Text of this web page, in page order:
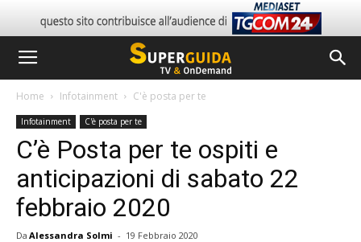
Home Infotainment C'è posta per te
Infotainment C'è posta per te
C’è Posta per te ospiti e
anticipazioni di sabato 22
febbraio 2020
Da Alessandra Solmi - 19 Febbraio 2020